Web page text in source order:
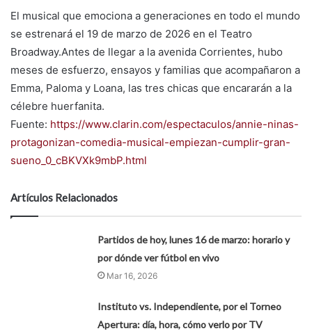
El musical que emociona a generaciones en todo el mundo
se estrenará el 19 de marzo de 2026 en el Teatro
Broadway.Antes de llegar a la avenida Corrientes, hubo
meses de esfuerzo, ensayos y familias que acompañaron a
Emma, Paloma y Loana, las tres chicas que encararán a la
célebre huerfanita.
Fuente: https://www.clarin.com/espectaculos/annie-ninas-
protagonizan-comedia-musical-empiezan-cumplir-gran-
sueno_0_cBKVXk9mbP.html
Artículos Relacionados
Partidos de hoy, lunes 16 de marzo: horario y
por dónde ver fútbol en vivo
Mar 16, 2026
Instituto vs. Independiente, por el Torneo
Apertura: día, hora, cómo verlo por TV